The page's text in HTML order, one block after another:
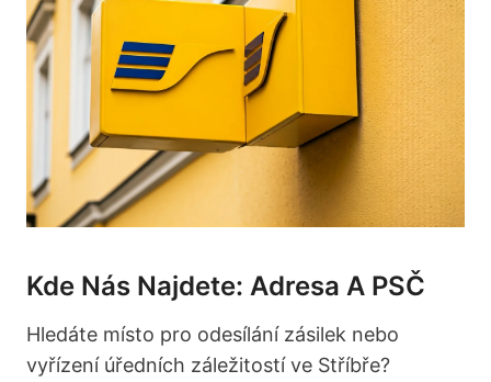
Kde Nás Najdete: Adresa A PSČ
Hledáte místo pro odesílání zásilek nebo
vyřízení úředních záležitostí ve Stříbře?